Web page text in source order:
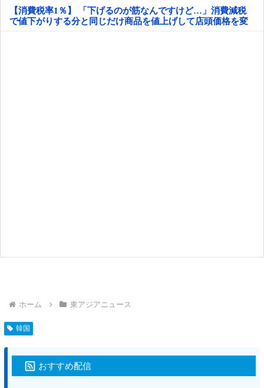
【消費税率1％】 「下げるのが筋なんですけど…」消費減税
で値下がりする分と同じだけ商品を値上げして店頭価格を変
えない店も
ホーム 東アジアニュース
韓国
おすすめ配信